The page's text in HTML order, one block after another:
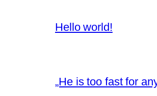
Hello world!
„He is too fast for